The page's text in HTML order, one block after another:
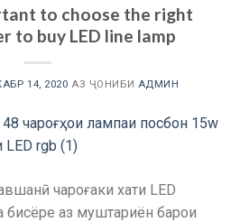
to choose the right
to buy LED line lamp
14, 2020 АЗ ҶОНИБИ АДМИН
чароғаки хати LED
аз муштариён барои